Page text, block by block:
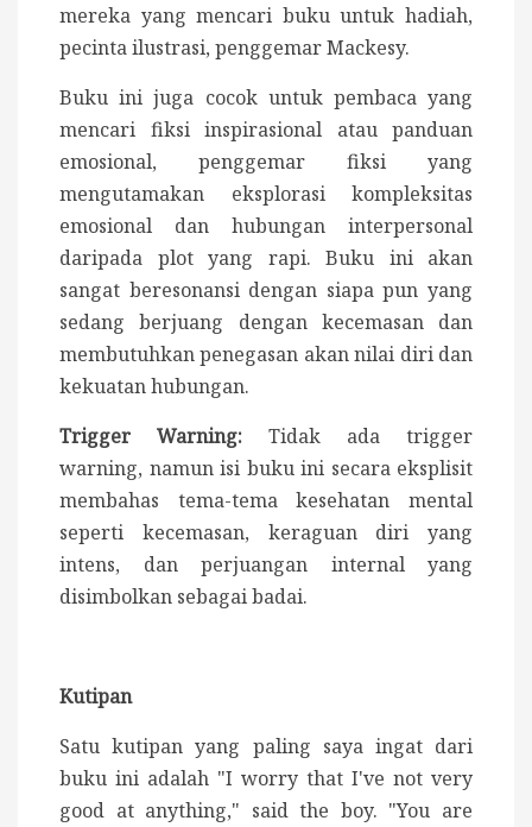
mereka yang mencari buku untuk hadiah,
pecinta ilustrasi, penggemar Mackesy.
Buku ini juga cocok untuk pembaca yang
mencari fiksi inspirasional atau panduan
emosional, penggemar fiksi yang
mengutamakan eksplorasi kompleksitas
emosional dan hubungan interpersonal
daripada plot yang rapi. Buku ini akan
sangat beresonansi dengan siapa pun yang
sedang berjuang dengan kecemasan dan
membutuhkan penegasan akan nilai diri dan
kekuatan hubungan.
Trigger Warning: Tidak ada trigger
warning, namun isi buku ini secara eksplisit
membahas tema-tema kesehatan mental
seperti kecemasan, keraguan diri yang
intens, dan perjuangan internal yang
disimbolkan sebagai badai.
Kutipan
Satu kutipan yang paling saya ingat dari
buku ini adalah "I worry that I've not very
good at anything," said the boy. "You are